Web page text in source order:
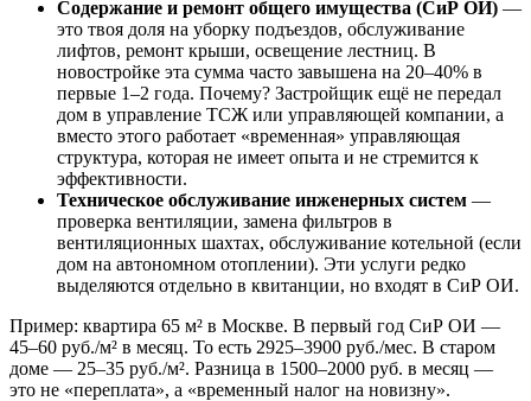
Содержание и ремонт общего имущества (СиР ОИ) —
это твоя доля на уборку подъездов, обслуживание
лифтов, ремонт крыши, освещение лестниц. В
новостройке эта сумма часто завышена на 20–40% в
первые 1–2 года. Почему? Застройщик ещё не передал
дом в управление ТСЖ или управляющей компании, а
вместо этого работает «временная» управляющая
структура, которая не имеет опыта и не стремится к
эффективности.
Техническое обслуживание инженерных систем —
проверка вентиляции, замена фильтров в
вентиляционных шахтах, обслуживание котельной (если
дом на автономном отоплении). Эти услуги редко
выделяются отдельно в квитанции, но входят в СиР ОИ.
Пример: квартира 65 м² в Москве. В первый год СиР ОИ —
45–60 руб./м² в месяц. То есть 2925–3900 руб./мес. В старом
доме — 25–35 руб./м². Разница в 1500–2000 руб. в месяц —
это не «переплата», а «временный налог на новизну».